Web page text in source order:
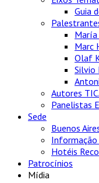
Guia
María
Marc
Olaf
Silvio
Autores
Panelistas
Sede
Buenos
Hotéis
Patrocínios
Mídia